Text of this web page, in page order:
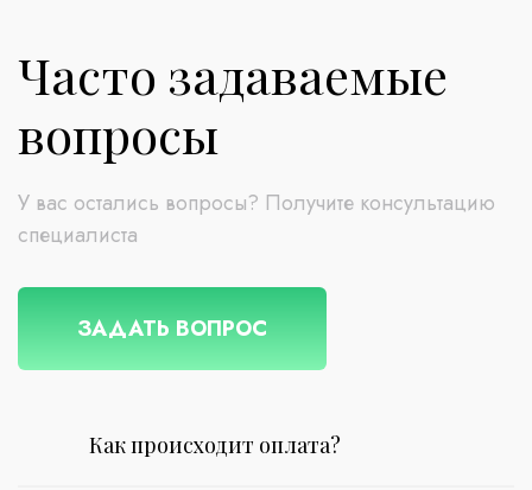
Часто задаваемые
вопросы
У вас остались вопросы? Получите консультацию
специалиста
ЗАДАТЬ ВОПРОС
Как происходит оплата?